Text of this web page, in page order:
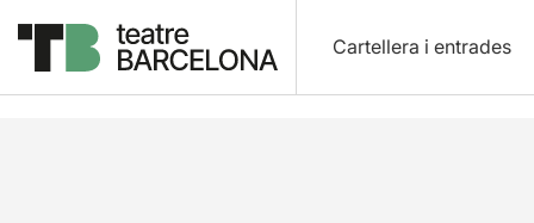
Cartellera i entrades
Descripció Fitxa artística